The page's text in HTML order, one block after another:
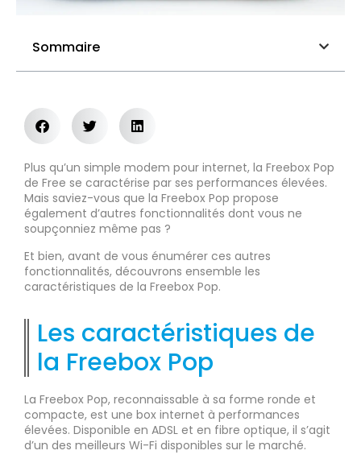
Sommaire
Plus qu’un simple modem pour internet, la Freebox Pop
de Free se caractérise par ses performances élevées.
Mais saviez-vous que la Freebox Pop propose
également d’autres fonctionnalités dont vous ne
soupçonniez même pas ?
Et bien, avant de vous énumérer ces autres
fonctionnalités, découvrons ensemble les
caractéristiques de la Freebox Pop.
Les caractéristiques de
la Freebox Pop
La Freebox Pop, reconnaissable à sa forme ronde et
compacte, est une box internet à performances
élevées. Disponible en ADSL et en fibre optique, il s’agit
d’un des meilleurs Wi-Fi disponibles sur le marché.